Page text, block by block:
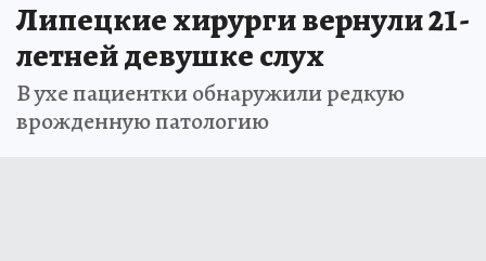
Липецкие хирурги вернули 21-
летней девушке слух
В ухе пациентки обнаружили редкую
врожденную патологию